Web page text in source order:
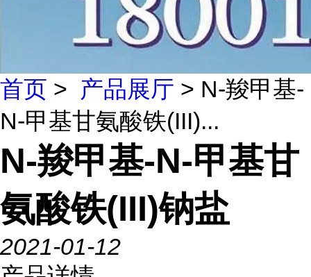
首页 > 产品展厅 > N-羧甲基-
N-甲基甘氨酸铁(III)...
N-羧甲基-N-甲基甘
氨酸铁(III)钠盐
2021-01-12